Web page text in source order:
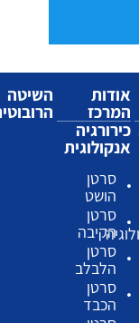
אודות
המרכז
כירורגיה
אנקולוגית
סרטן
הושט
סרטן
הקיבה
סרטן
הלבלב
סרטן
הכבד
השיטה